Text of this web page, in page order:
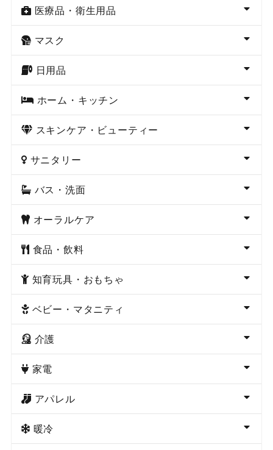
医療品・衛生用品
マスク
日用品
ホーム・キッチン
スキンケア・ビューティー
サニタリー
バス・洗面
オーラルケア
食品・飲料
知育玩具・おもちゃ
ベビー・マタニティ
介護
家電
アパレル
暖冷